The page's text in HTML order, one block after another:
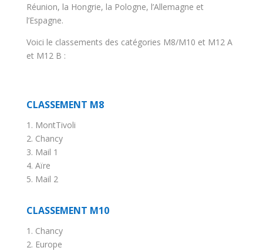
Réunion, la Hongrie, la Pologne, l’Allemagne et
l’Espagne.
Voici le classements des catégories M8/M10 et M12 A
et M12 B :
CLASSEMENT M8
1. MontTivoli
2. Chancy
3. Mail 1
4. Aïre
5. Mail 2
CLASSEMENT M10
1. Chancy
2. Europe